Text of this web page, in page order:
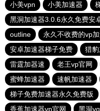
小美vpn
小美加速器
黑洞加速器3.0.6永久免费安
outline
永久不收费的vp
安卓加速器梯子免费
猎
雷霆加器速
老王vp官网
蜜蜂加速器
速帆加速器
梯子免费加速器永久免费版
香蕉加速器vp官网
黑洞